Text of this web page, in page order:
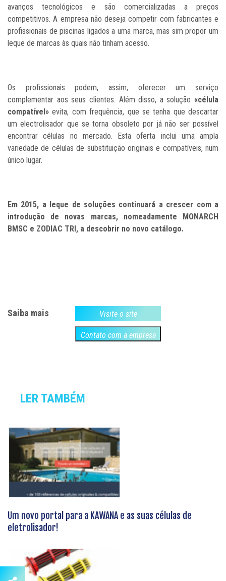
avanços tecnológicos e são comercializadas a preços
competitivos. A empresa não deseja competir com fabricantes e
profissionais de piscinas ligados a uma marca, mas sim propor um
leque de marcas às quais não tinham acesso.
Os profissionais podem, assim, oferecer um serviço
complementar aos seus clientes. Além disso, a solução «célula
compatível»evita, com frequência, que se tenha que descartar
um electrolisador que se torna obsoleto por já não ser possível
encontrar células no mercado. Esta oferta inclui uma ampla
variedade de células de substituição originais e compatíveis, num
único lugar.
Em 2015, a leque de soluções continuará a crescer com a
introdução de novas marcas, nomeadamente MONARCH
BMSC e ZODIAC TRI, a descobrir no novo catálogo.
Saiba mais Visite o site
Contato com a empresa
LER TAMBÉM
Um novo portal para a KAWANA e as suas células de
eletrolisador!